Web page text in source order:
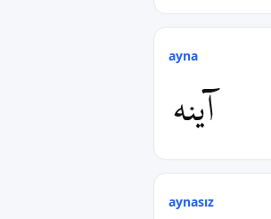
ayna
آینه
aynasız